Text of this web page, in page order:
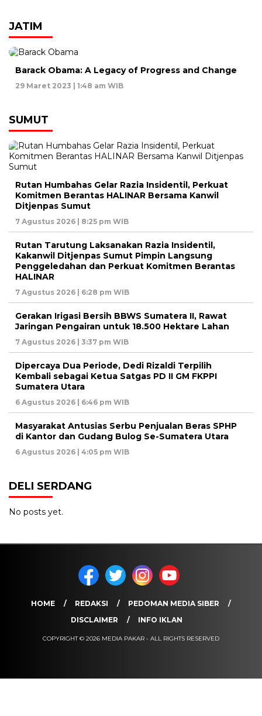
JATIM
Barack Obama: A Legacy of Progress and Change
29 Maret 2023 | 1:48 am WIB
SUMUT
Rutan Humbahas Gelar Razia Insidentil, Perkuat
Komitmen Berantas HALINAR Bersama Kanwil
Ditjenpas Sumut
7 Agustus 2026 | 8:25 pm WIB
Rutan Tarutung Laksanakan Razia Insidentil,
Kakanwil Ditjenpas Sumut Pimpin Langsung
Penggeledahan dan Perkuat Komitmen Berantas
HALINAR
7 Agustus 2026 | 6:28 pm WIB
Gerakan Irigasi Bersih BBWS Sumatera II, Rawat
Jaringan Pengairan untuk 18.500 Hektare Lahan
7 Agustus 2026 | 3:37 pm WIB
Dipercaya Dua Periode, Dedi Rizaldi Terpilih
Kembali sebagai Ketua Satgas PD II GM FKPPI
Sumatera Utara
6 Agustus 2026 | 6:46 pm WIB
Masyarakat Antusias Serbu Penjualan Beras SPHP
di Kantor dan Gudang Bulog Se-Sumatera Utara
6 Agustus 2026 | 4:05 pm WIB
DELI SERDANG
No posts yet.
HOME REDAKSI
PEDOMAN MEDIA SIBER
DISCLAIMER
INFO IKLAN
COPYRIGHT © 2026 MEDIA PAKAR - ALL RIGHTS RESERVED